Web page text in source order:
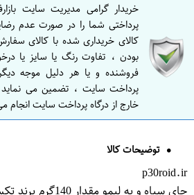
خریدار گرامی مدیریت سایت
پرداختی شما را در صورت عدم
کالای خریداری شده با کالای
بودن ، تفاوت رنگ یا سایز یا
فروشنده و یا هر دلیل موجه
پرداخت سایت ، تضمین می
خارج از درگاه پرداخت سایت انجام
توضیحات کالا
p30roid.ir
چای سیاه و به لیمو مقدار 140گرم برند تکسو